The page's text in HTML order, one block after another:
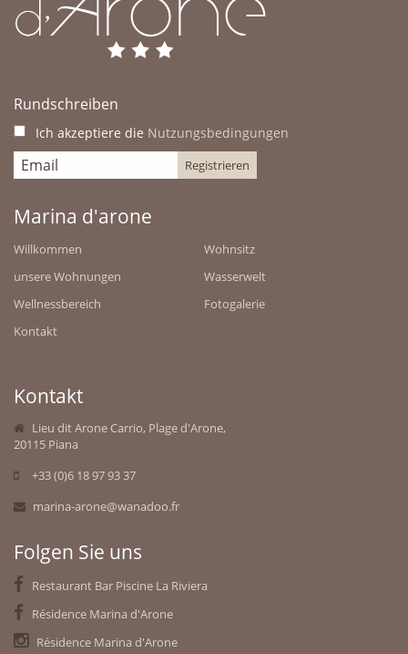
Rundschreiben
Ich akzeptiere die Nutzungsbedingungen
Marina d'arone
Willkommen
Wohnsitz
unsere Wohnungen
Wasserwelt
Wellnessbereich
Fotogalerie
Kontakt
Kontakt
Lieu dit Arone Carrio, Plage d'Arone,
20115 Piana
+33 (0)6 18 97 93 37
marina-arone@wanadoo.fr
Folgen Sie uns
Restaurant Bar Piscine La Riviera
Résidence Marina d'Arone
Résidence Marina d'Arone